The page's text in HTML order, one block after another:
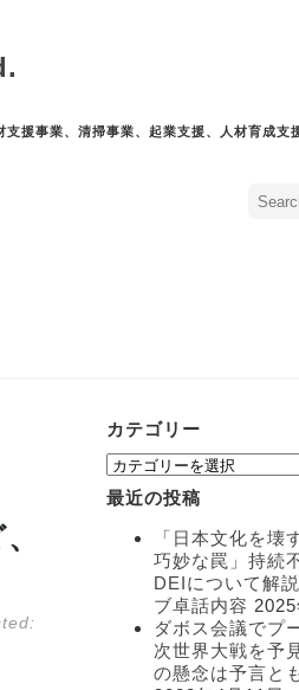
援事業、清掃事業、起業支援、人材育成支
カテゴリー
カ
テ
ゴ
最近の投稿
「日本文化を壊
巧妙な罠」持続
DEIについて解
ブ卓話内容
ダボス会議でプ
次世界大戦を予
の懸念は予言と